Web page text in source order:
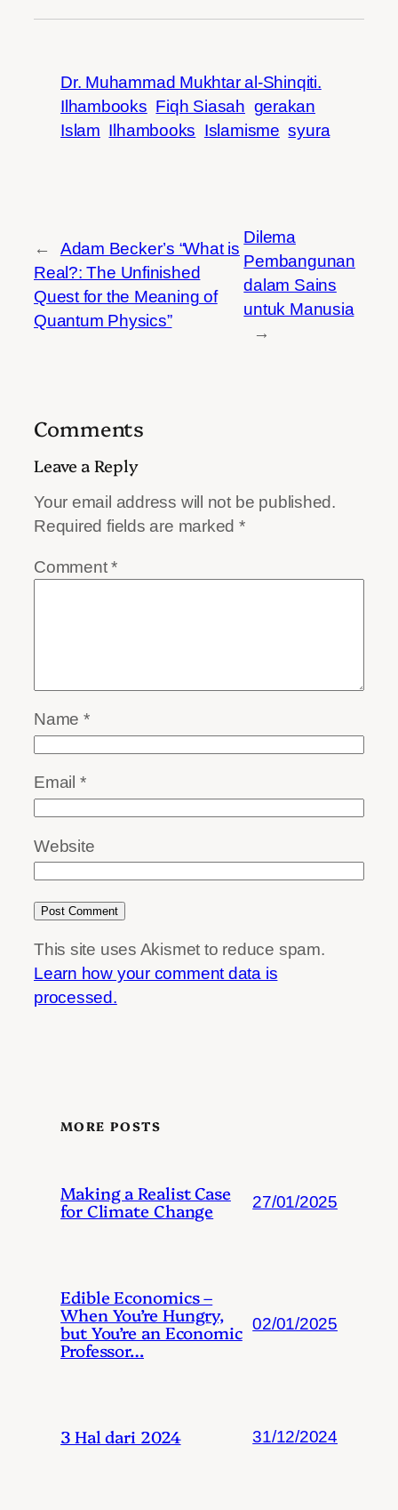
Dr. Muhammad Mukhtar al-Shinqiti.
Ilhambooks Fiqh Siasah gerakan
Islam Ilhambooks Islamisme syura
←
Adam Becker’s “What is
Real?: The Unfinished
Quest for the Meaning of
Quantum Physics”
Dilema
Pembangunan
dalam Sains
untuk Manusia
→
Comments
Leave a Reply
Your email address will not be published.
Required fields are marked*
Comment*
Name *
Email *
Website
This site uses Akismet to reduce spam.
Learn how your comment data is
processed.
MORE POSTS
Making a Realist Case
for Climate Change 27/01/2025
Edible Economics –
When You’re Hungry,
but You’re an Economic
Professor…
02/01/2025
3 Hal dari 2024 31/12/2024